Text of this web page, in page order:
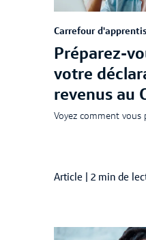
Carrefour
Préparez-
votre
revenus au
Voyez comment vous
Article 2 min de